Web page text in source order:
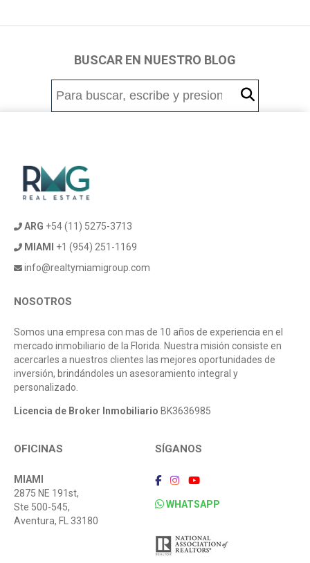
BUSCAR EN NUESTRO BLOG
ARG +54 (11) 5275-3713
MIAMI
+1 (954) 251-1169
info@realtymiamigroup.com
NOSOTROS
Somos una empresa con mas de 10 años de experiencia en el
mercado inmobiliario de la Florida. Nuestra misión consiste en
acercarles a nuestros clientes las mejores oportunidades de
inversión, brindándoles un asesoramiento integral y
personalizado.
Licencia de Broker Inmobiliario BK3636985
OFICINAS
MIAMI
2875 NE 191st,
Ste 500-545,
Aventura, FL 33180
SÍGANOS
WHATSAPP